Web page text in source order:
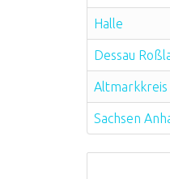
Halle
Dessau
Altmarkkreis
Sachsen